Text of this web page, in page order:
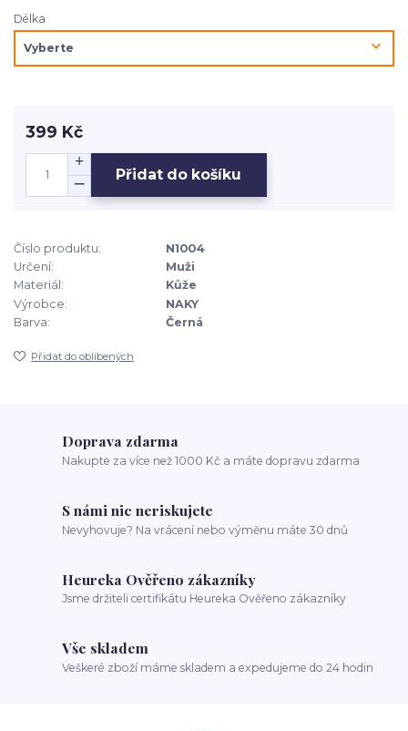
Délka
399 Kč
Přidat do košíku
Číslo produktu:
N1004
Určení:
Muži
Materiál:
Kůže
Výrobce:
NAKY
Barva:
Černá
Přidat do oblíbených
Doprava zdarma
Nakupte za více než 1000 Kč a máte dopravu zdarma
S námi nic neriskujete
Nevyhovuje? Na vrácení nebo výměnu máte 30 dnů
Heureka Ověřeno zákazníky
Jsme držiteli certifikátu Heureka Ověřeno zákazníky
Vše skladem
Veškeré zboží máme skladem a expedujeme do 24 hodin